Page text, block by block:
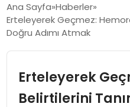
EKONOMI
TEKNOLOJI
Ana Sayfa Haberler
Erteleyerek Geçmez:
Doğru Adımı Atmak
Erteleyerek
Belirtilerini